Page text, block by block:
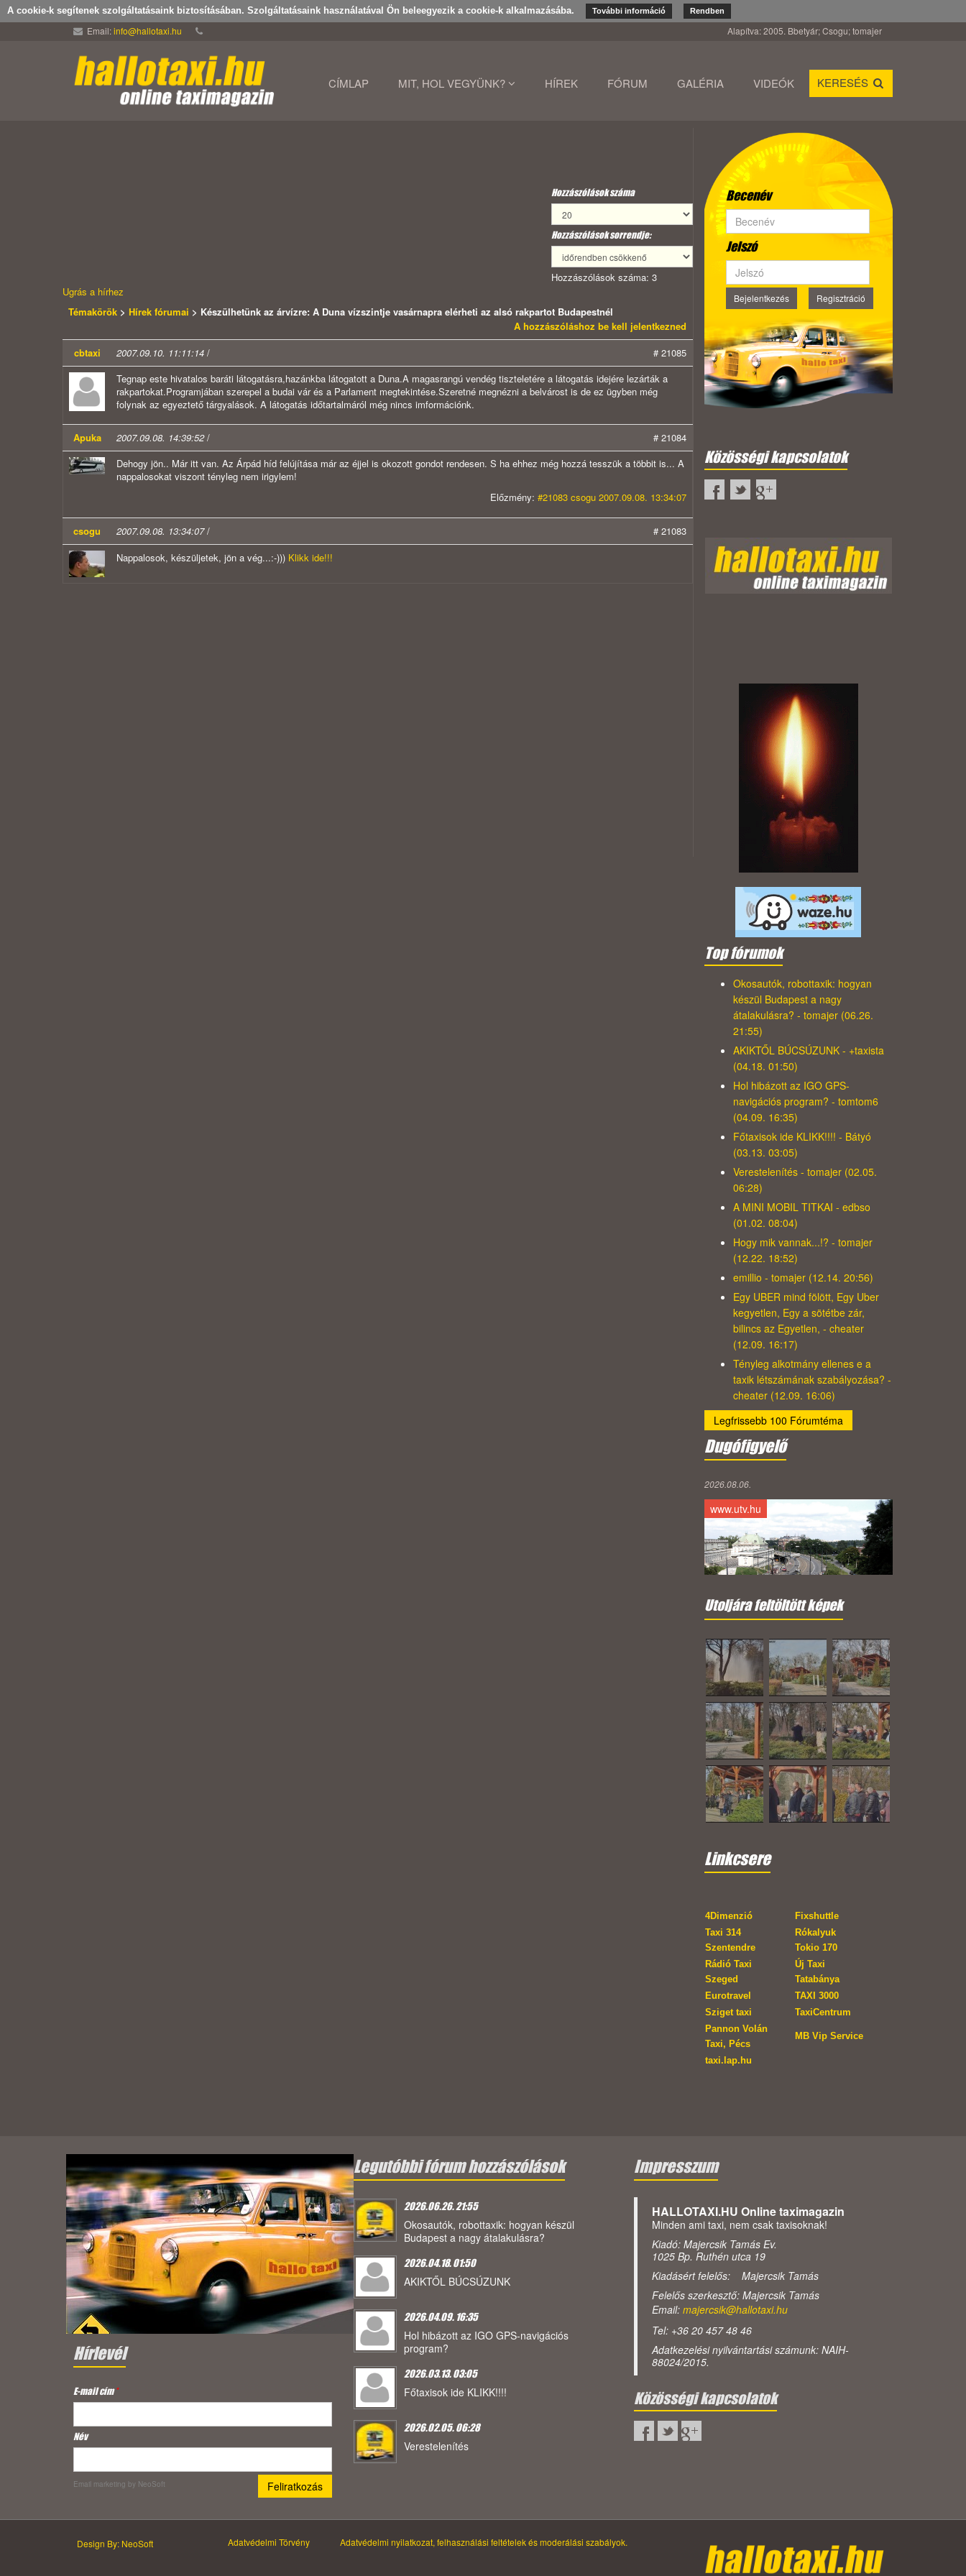
A cookie-k segítenek szolgáltatásaink biztosításában. Szolgáltatásaink használatával Ön beleegyezik a cookie-k alkalmazásába. További információ Rendben
Email:info@hallotaxi.hu Alapítva: 2005. Bbetyár; Csogu; tomajer
CÍMLAP MIT, HOL VEGYÜNK? HÍREK FÓRUM GALÉRIA VIDEÓK KERESÉS
Hozzászólások száma
Hozzászólások sorrendje:
Hozzászólások száma: 3
Ugrás a hírhez
Témakörök > Hírek fórumai > Készülhetünk az árvízre: A Duna vízszintje vasárnapra elérheti az alsó rakpartot Budapestnél
A hozzászóláshoz be kell jelentkezned
cbtaxi
2007.09.10. 11:11:14 /
# 21085
Tegnap este hivatalos baráti látogatásra,hazánkba látogatott a Duna.A magasrangú vendég tiszteletére a látogatás idejére lezárták a
rakpartokat.Programjában szerepel a budai vár és a Parlament megtekintése.Szeretné megnézni a belvárost is de ez ügyben még
folynak az egyeztető tárgyalások. A látogatás időtartalmáról még nincs imformációnk.
Apuka 2007.09.08. 14:39:52/
# 21084
Dehogy jön.. Már itt van. Az Árpád híd felújítása már az éjjel is okozott gondot rendesen. S ha ehhez még hozzá tesszük a többit is... A
nappalosokat viszont tényleg nem irigylem!
Előzmény: #21083 csogu 2007.09.08. 13:34:07
csogu 2007.09.08. 13:34:07/
# 21083
Nappalosok, készüljetek, jön a vég...:-))) Klikk ide!!!
Becenév
Jelszó
Bejelentkezés Regisztráció
Közösségi kapcsolatok
Top fórumok
Okosautók, robottaxik: hogyan
készül Budapest a nagy
átalakulásra? - tomajer (06.26.
21:55)
AKIKTŐL BÚCSÚZUNK - +taxista
(04.18. 01:50)
Hol hibázott az IGO GPS-
navigációs program? - tomtom6
(04.09. 16:35)
Főtaxisok ide KLIKK!!!! - Bátyó
(03.13. 03:05)
Verestelenítés - tomajer (02.05.
06:28)
A MINI MOBIL TITKAI - edbso
(01.02. 08:04)
Hogy mik vannak...!? - tomajer
(12.22. 18:52)
emillio - tomajer (12.14. 20:56)
Egy UBER mind fölött, Egy Uber
kegyetlen, Egy a sötétbe zár,
bilincs az Egyetlen, - cheater
(12.09. 16:17)
Tényleg alkotmány ellenes e a
taxik létszámának szabályozása? -
cheater (12.09. 16:06)
Legfrissebb 100 Fórumtéma
Dugófigyelő
2026.08.06.
www.utv.hu
Utoljára feltöltött képek
Linkcsere
4Dimenzió
Fixshuttle
Taxi 314
Szentendre
Rókalyuk
Tokio 170
Rádió Taxi
Szeged
Új Taxi
Tatabánya
Eurotravel
TAXI 3000
Sziget taxi
TaxiCentrum
Pannon Volán
Taxi, Pécs
MB Vip Service
taxi.lap.hu
Hírlevél
E-mail cím*
Név
Email marketing by NeoSoft
Legutóbbi fórum hozzászólások
2026.06.26. 21:55
Okosautók, robottaxik: hogyan készül
Budapest a nagy átalakulásra?
2026.04.18. 01:50
AKIKTŐL BÚCSÚZUNK
2026.04.09. 16:35
Hol hibázott az IGO GPS-navigációs
program?
2026.03.13. 03:05
Főtaxisok ide KLIKK!!!!
2026.02.05. 06:28
Verestelenítés
Impresszum
HALLOTAXI.HU Online taximagazin
Minden ami taxi, nem csak taxisoknak!
Kiadó: Majercsik Tamás Ev.
1025 Bp. Ruthén utca 19
Kiadásért felelős: Majercsik Tamás
Felelős szerkesztő: Majercsik Tamás
Email: majercsik@hallotaxi.hu
Tel: +36 20 457 48 46
Adatkezelési nyilvántartási számunk: NAIH-
88024/2015.
Közösségi kapcsolatok
Design By: NeoSoft Adatvédelmi Törvény Adatvédelmi nyilatkozat, felhasználási feltételek és moderálási szabályok.